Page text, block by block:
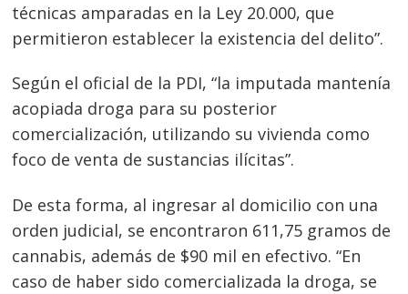
técnicas amparadas en la Ley 20.000, que
permitieron establecer la existencia del delito”.
Según el oficial de la PDI, “la imputada mantenía
acopiada droga para su posterior
comercialización, utilizando su vivienda como
foco de venta de sustancias ilícitas”.
De esta forma, al ingresar al domicilio con una
orden judicial, se encontraron 611,75 gramos de
cannabis, además de $90 mil en efectivo. “En
caso de haber sido comercializada la droga, se
Navegación
de
entradas